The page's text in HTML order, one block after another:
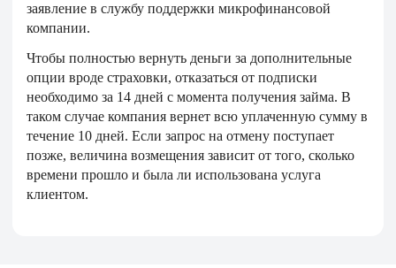
заявление в службу поддержки микрофинансовой
компании.
Чтобы полностью вернуть деньги за дополнительные
опции вроде страховки, отказаться от подписки
необходимо за 14 дней с момента получения займа. В
таком случае компания вернет всю уплаченную сумму в
течение 10 дней. Если запрос на отмену поступает
позже, величина возмещения зависит от того, сколько
времени прошло и была ли использована услуга
клиентом.